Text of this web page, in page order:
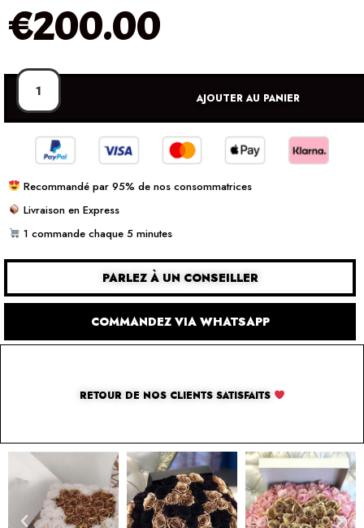
€200.00
AJOUTER AU PANIER
Recommandé par 95% de nos consommatrices
Livraison en Express
1 commande chaque 5 minutes
PARLEZ À UN CONSEILLER
COMMANDEZ VIA WHATSAPP
RETOUR DE NOS CLIENTS SATISFAITS